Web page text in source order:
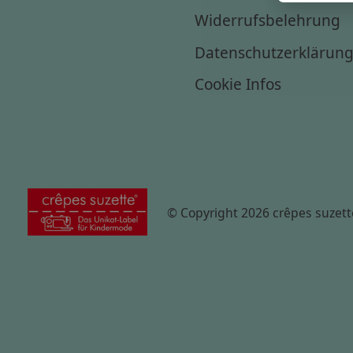
Widerrufsbelehrung
Datenschutzerklärung
Cookie Infos
© Copyright 2026 crêpes